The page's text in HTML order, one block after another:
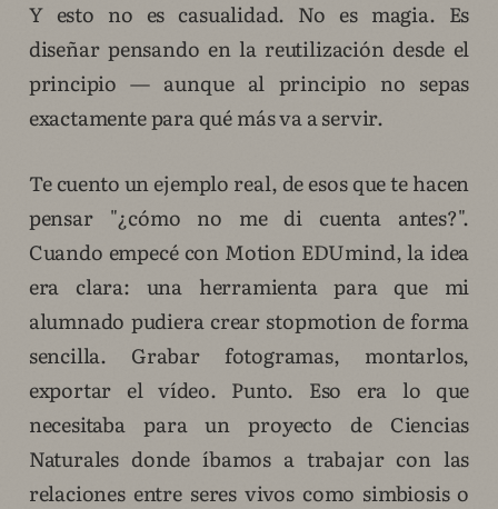
Y esto no es casualidad. No es magia. Es
diseñar pensando en la reutilización desde el
principio — aunque al principio no sepas
exactamente para qué más va a servir.
Te cuento un ejemplo real, de esos que te hacen
pensar "¿cómo no me di cuenta antes?".
Cuando empecé con Motion EDUmind, la idea
era clara: una herramienta para que mi
alumnado pudiera crear stopmotion de forma
sencilla. Grabar fotogramas, montarlos,
exportar el vídeo. Punto. Eso era lo que
necesitaba para un proyecto de Ciencias
Naturales donde íbamos a trabajar con las
relaciones entre seres vivos como simbiosis o